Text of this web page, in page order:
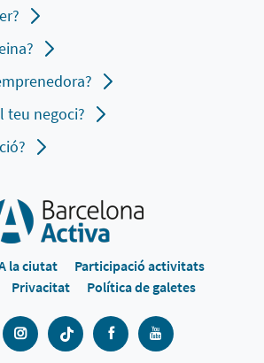
teu negoci?
la ciutat
Participació activitats
Privacitat Política de galetes